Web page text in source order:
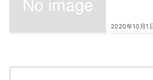
2020年10月1